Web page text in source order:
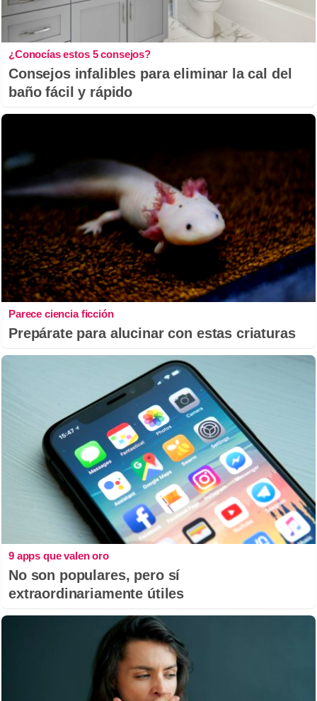
¿Conocías estos 5 consejos?
Consejos infalibles para eliminar la cal del
baño fácil y rápido
Parece ciencia ficción
Prepárate para alucinar con estas criaturas
9 apps que valen oro
No son populares, pero sí
extraordinariamente útiles